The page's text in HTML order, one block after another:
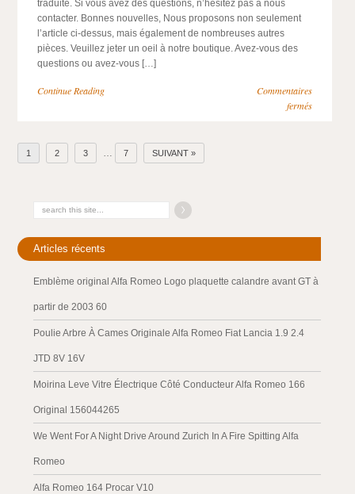
traduite. Si vous avez des questions, n’hésitez pas à nous
contacter. Bonnes nouvelles, Nous proposons non seulement
l’article ci-dessus, mais également de nombreuses autres
pièces. Veuillez jeter un oeil à notre boutique. Avez-vous des
questions ou avez-vous […]
Continue Reading
Commentaires
fermés
1 2 3 … 7 SUIVANT »
Articles récents
Emblème original Alfa Romeo Logo plaquette calandre avant GT à
partir de 2003 60
Poulie Arbre À Cames Originale Alfa Romeo Fiat Lancia 1.9 2.4
JTD 8V 16V
Moirina Leve Vitre Électrique Côté Conducteur Alfa Romeo 166
Original 156044265
We Went For A Night Drive Around Zurich In A Fire Spitting Alfa
Romeo
Alfa Romeo 164 Procar V10